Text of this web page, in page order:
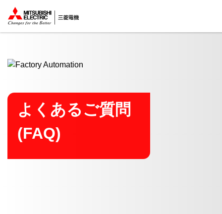
ここから本文
よくあるご質問
(FAQ)